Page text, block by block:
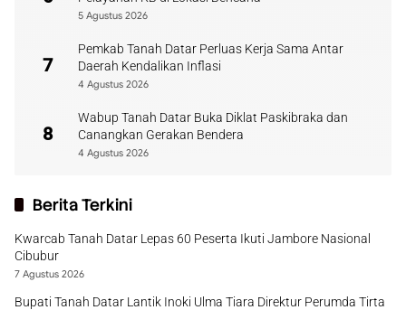
5 Agustus 2026
7
Pemkab Tanah Datar Perluas Kerja Sama Antar
Daerah Kendalikan Inflasi
4 Agustus 2026
8
Wabup Tanah Datar Buka Diklat Paskibraka dan
Canangkan Gerakan Bendera
4 Agustus 2026
Berita Terkini
Kwarcab Tanah Datar Lepas 60 Peserta Ikuti Jambore Nasional
Cibubur
7 Agustus 2026
Bupati Tanah Datar Lantik Inoki Ulma Tiara Direktur Perumda Tirta